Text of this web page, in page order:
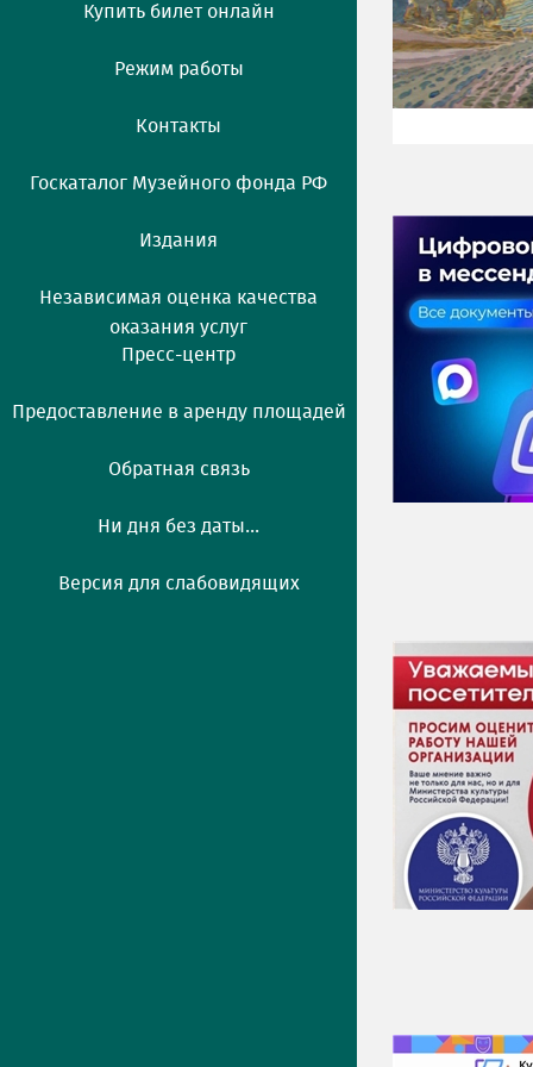
Купить билет онлайн
Режим работы
Контакты
Госкаталог Музейного фонда РФ
Издания
Независимая оценка качества
оказания услуг
Пресс-центр
Предоставление в аренду площадей
Обратная связь
Ни дня без даты...
Версия для слабовидящих